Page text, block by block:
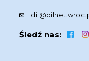
Śledź nas: